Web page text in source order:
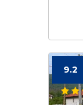
9.2